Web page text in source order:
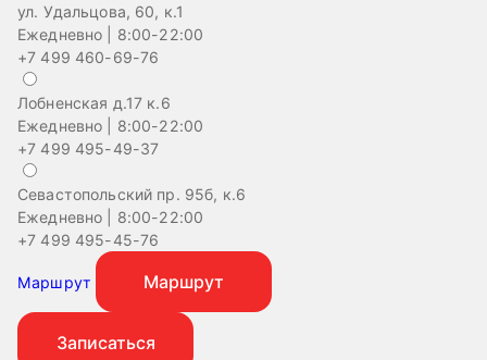
ул. Удальцова, 60, к.1
Ежедневно | 8:00-22:00
+7 499 460-69-76
Лобненская д.17 к.6
Ежедневно | 8:00-22:00
+7 499 495-49-37
Севастопольский пр. 95б, к.6
Ежедневно | 8:00-22:00
+7 499 495-45-76
Маршрут Маршрут
Записаться